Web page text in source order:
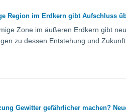
Region im Erdkern gibt Aufschluss
Zone im äußeren Erdkern gibt
zu dessen Entstehung und Zukunft.
Gewitter gefährlicher machen?